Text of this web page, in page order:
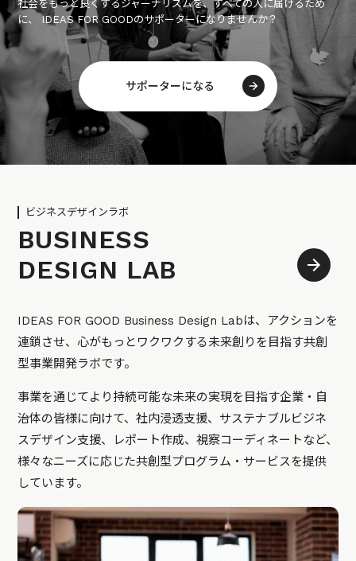
社会をもっと良くするジャーナリズムを、すべての人に届けるため
に、 IDEAS FOR GOODのサポーターになりませんか？
サポーターになる
ビジネスデザインラボ
BUSINESS
DESIGN LAB
IDEAS FOR GOOD Business Design Labは、アクションを
連鎖させ、心がもっとワクワクする未来創りを目指す共創
型事業開発ラボです。
事業を通じてより持続可能な未来の実現を目指す企業・自
治体の皆様に向けて、社内浸透支援、サステナブルビジネ
スデザイン支援、レポート作成、視察コーディネートなど、
様々なニーズに応じた共創型プログラム・サービスを提供
しています。